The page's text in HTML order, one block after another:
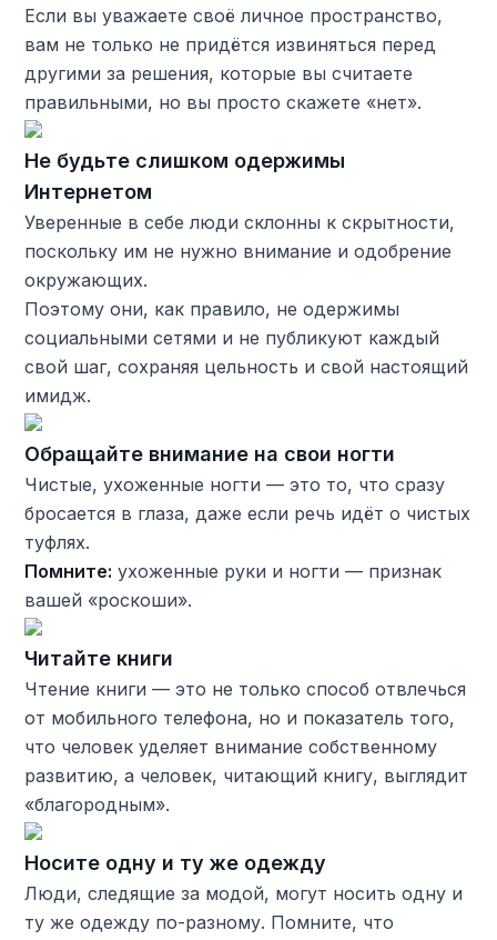
Если вы уважаете своё личное пространство,
вам не только не придётся извиняться перед
другими за решения, которые вы считаете
правильными, но вы просто скажете «нет».
Не будьте слишком одержимы
Интернетом
Уверенные в себе люди склонны к скрытности,
поскольку им не нужно внимание и одобрение
окружающих.
Поэтому они, как правило, не одержимы
социальными сетями и не публикуют каждый
свой шаг, сохраняя цельность и свой настоящий
имидж.
Обращайте внимание на свои ногти
Чистые, ухоженные ногти — это то, что сразу
бросается в глаза, даже если речь идёт о чистых
туфлях.
Помните: ухоженные руки и ногти — признак
вашей «роскоши».
Читайте книги
Чтение книги — это не только способ отвлечься
от мобильного телефона, но и показатель того,
что человек уделяет внимание собственному
развитию, а человек, читающий книгу, выглядит
«благородным».
Носите одну и ту же одежду
Люди, следящие за модой, могут носить одну и
ту же одежду по-разному. Помните, что